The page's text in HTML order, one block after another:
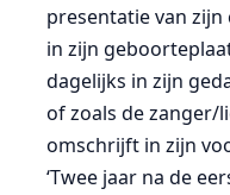
presentatie van zijn
in zijn
dagelijks in zijn
of zoals de zanger/
omschrijft in zijn
‘Twee jaar na de